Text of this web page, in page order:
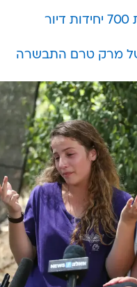
בתגובה לפיגועים: אושרה בניית 700 יחידות דיור
מרק טרם התבשרה